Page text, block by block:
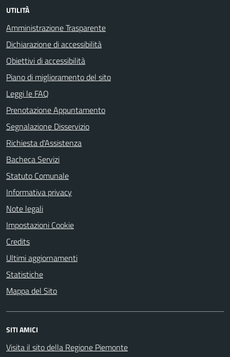
UTILITÀ
Amministrazione Trasparente
Dichiarazione di accessibilità
Obiettivi di accessibilità
Piano di miglioramento del sito
Leggi le FAQ
Prenotazione Appuntamento
Segnalazione Disservizio
Richiesta d'Assistenza
Bacheca Servizi
Statuto Comunale
Informativa privacy
Note legali
Impostazioni Cookie
Credits
Ultimi aggiornamenti
Statistiche
Mappa del Sito
SITI AMICI
Visita il sito della Regione Piemonte